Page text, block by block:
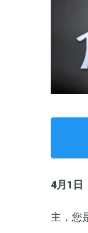
4月 1 日
主，您